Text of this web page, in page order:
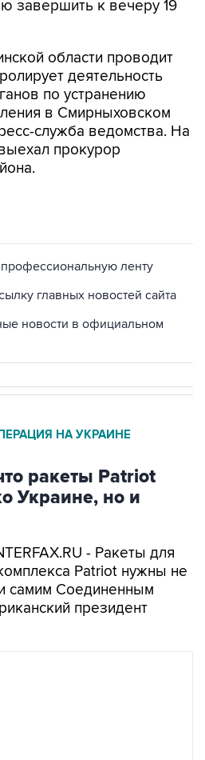
области проводит
по устранению
в Смирныховском
служба ведомства. На
прокурор
главных новостей сайта
новости в официальном
ракеты Patriot
Украине, но и
- Ракеты для
самим Соединенным
президент